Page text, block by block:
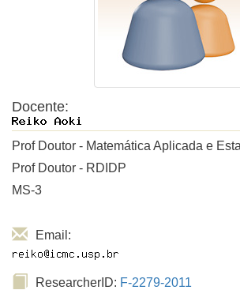
Docente:
Prof Doutor - Matemática Aplicada e
Prof Doutor - RDIDP
MS-3
Email:
ResearcherID: F-2279-2011